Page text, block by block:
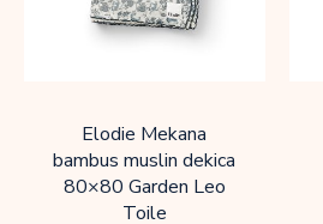
Elodie Mekana
bambus muslin dekica
80×80 Garden Leo
Toile